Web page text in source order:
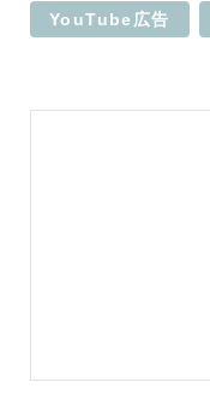
YouTube広告